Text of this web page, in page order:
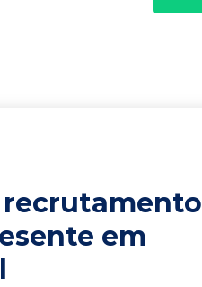
recrutamento
em